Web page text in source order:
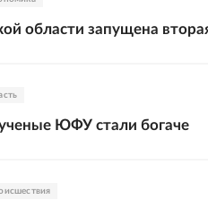
области запущена
ЮФУ стали богаче